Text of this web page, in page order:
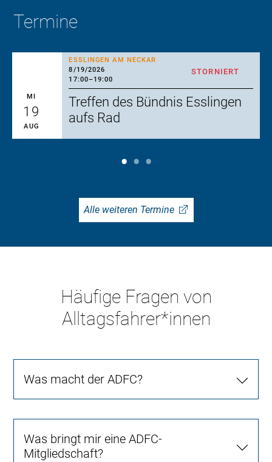
Termine
STORNIERT
ESSLINGEN AM NECKAR
8/19/2026
17:00–19:00
MI
19
AUG
Treffen des Bündnis Esslingen
aufs Rad
Alle weiteren Termine
Häufige Fragen von
Alltagsfahrer*innen
Was macht der ADFC?
Was bringt mir eine ADFC-
Mitgliedschaft?